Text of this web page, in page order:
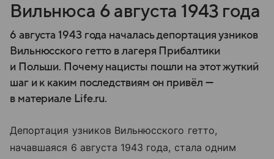
Вильнюса 6 августа 1943 года
6 августа 1943 года началась депортация узников
Вильнюсского гетто в лагеря Прибалтики
и Польши. Почему нацисты пошли на этот жуткий
шаг и к каким последствиям он привёл —
в материале Life.ru.
Депортация узников Вильнюсского гетто,
начавшаяся 6 августа 1943 года, стала одним